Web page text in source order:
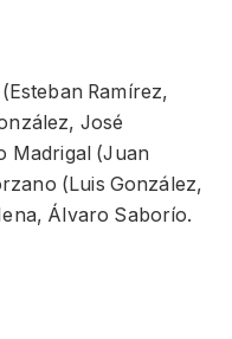
Ramírez,
José
Madrigal (Juan
(Luis González,
Álvaro Saborío.